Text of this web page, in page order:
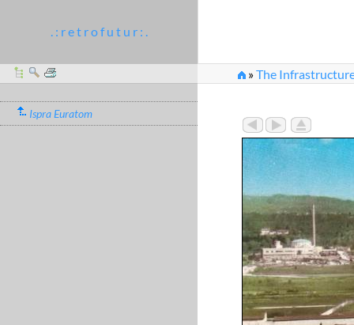
. : r e t r o f u t u r : .
»The
Ispra Euratom